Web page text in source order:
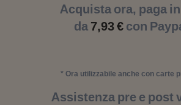
Acquista ora, paga in
da 7,93 € con
* Ora utilizzabile anche con carte
Assistenza pre e post